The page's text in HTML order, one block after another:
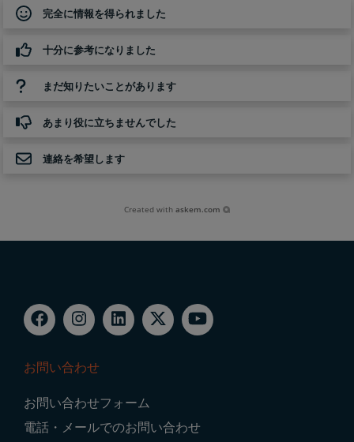
完全に情報を得られました
十分に参考になりました
まだ知りたいことがあります
あまり役に立ちませんでした
連絡を希望します
Created withaskem.com
Navigation
お問い合わせ
お問い合わせフォーム
電話・メールでのお問い合わせ